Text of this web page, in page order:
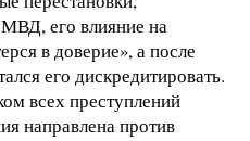
МВД, его влияние на
в доверие», а после
его дискредитировать.
всех преступлений
направлена против